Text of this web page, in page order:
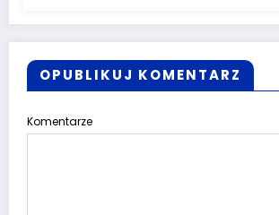
OPUBLIKUJ KOMENTARZ
Komentarze